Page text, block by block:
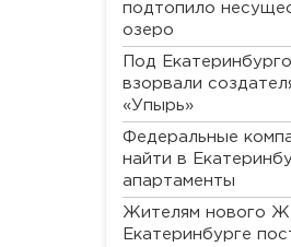
подтопило
озеро
Под
взорвали
«Упырь»
Федеральные
найти в
апартаменты
Жителям нового
Екатеринбурге